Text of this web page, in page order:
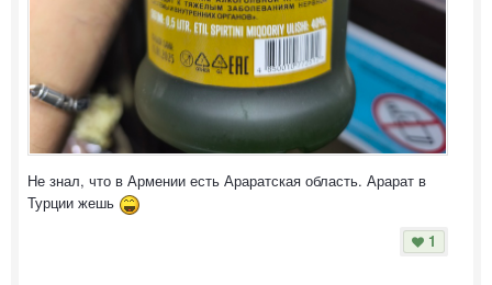
Не знал, что в Армении есть Араратская область. Арарат в
Турции жешь
1